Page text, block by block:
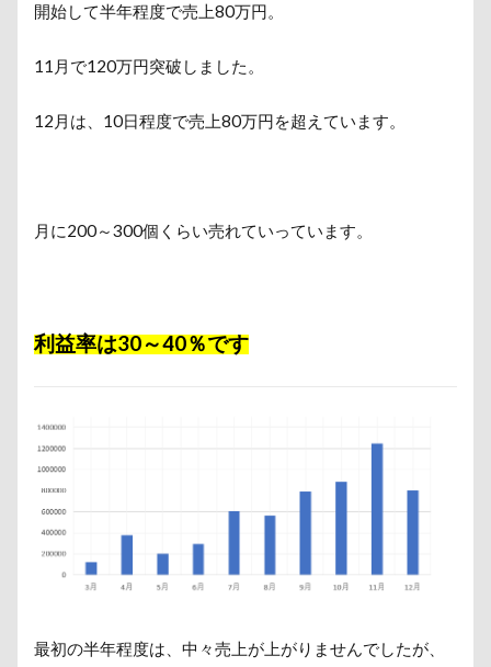
開始して半年程度で売上80万円。
11月で120万円突破しました。
12月は、10日程度で売上80万円を超えています。
月に200～300個くらい売れていっています。
利益率は30～40％です
最初の半年程度は、中々売上が上がりませんでしたが、